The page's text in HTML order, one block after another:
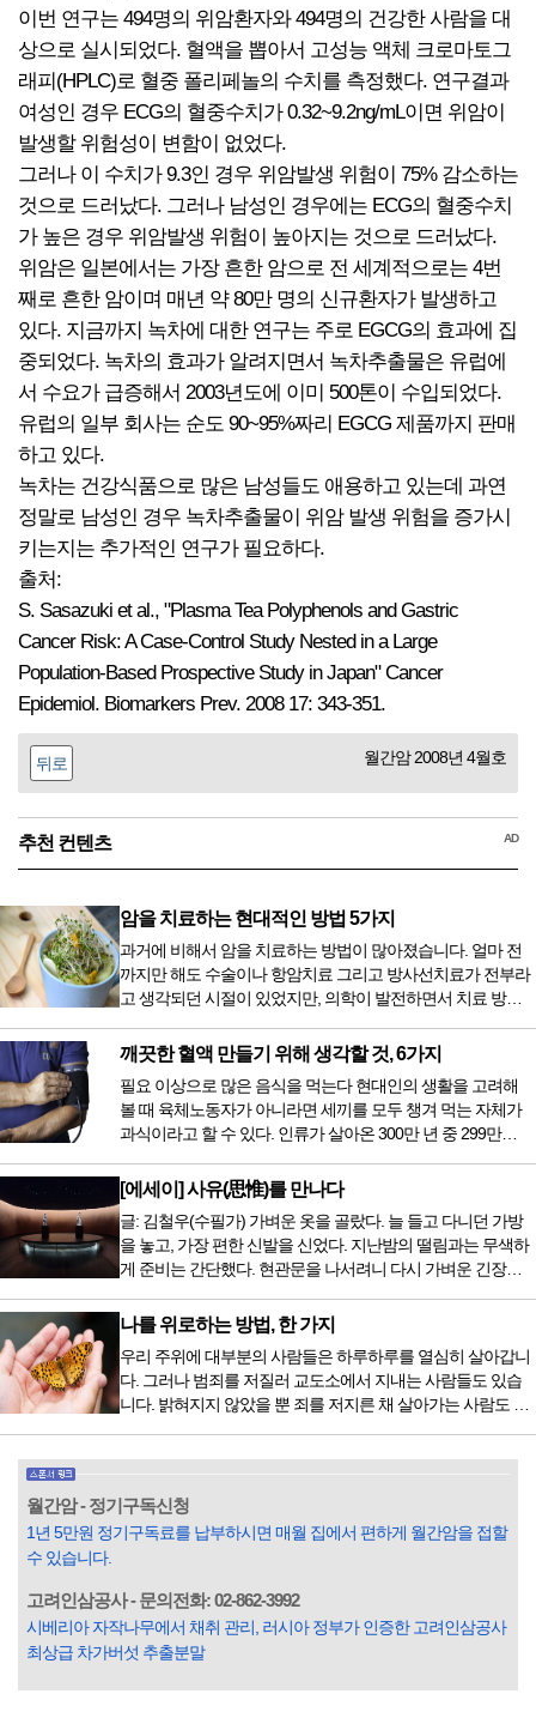
이번 연구는 494명의 위암환자와 494명의 건강한 사람을 대
상으로 실시되었다. 혈액을 뽑아서 고성능 액체 크로마토그
래피(HPLC)로 혈중 폴리페놀의 수치를 측정했다. 연구결과
여성인 경우 ECG의 혈중수치가 0.32~9.2ng/mL이면 위암이
발생할 위험성이 변함이 없었다.
그러나 이 수치가 9.3인 경우 위암발생 위험이 75% 감소하는
것으로 드러났다. 그러나 남성인 경우에는 ECG의 혈중수치
가 높은 경우 위암발생 위험이 높아지는 것으로 드러났다.
위암은 일본에서는 가장 흔한 암으로 전 세계적으로는 4번
째로 흔한 암이며 매년 약 80만 명의 신규환자가 발생하고
있다. 지금까지 녹차에 대한 연구는 주로 EGCG의 효과에 집
중되었다. 녹차의 효과가 알려지면서 녹차추출물은 유럽에
서 수요가 급증해서 2003년도에 이미 500톤이 수입되었다.
유럽의 일부 회사는 순도 90~95%짜리 EGCG 제품까지 판매
하고 있다.
녹차는 건강식품으로 많은 남성들도 애용하고 있는데 과연
정말로 남성인 경우 녹차추출물이 위암 발생 위험을 증가시
키는지는 추가적인 연구가 필요하다.
출처:
S. Sasazuki et al., "Plasma Tea Polyphenols and Gastric
Cancer Risk: A Case-Control Study Nested in a Large
Population-Based Prospective Study in Japan" Cancer
Epidemiol. Biomarkers Prev. 2008 17: 343-351.
뒤로 월간암 2008년 4월호
추천 컨텐츠 AD
암을 치료하는 현대적인 방법 5가지
과거에 비해서 암을 치료하는 방법이 많아졌습니다. 얼마 전
까지만 해도 수술이나 항암치료 그리고 방사선치료가 전부라
고 생각되던 시절이 있었지만, 의학이 발전하면서 치료 방법
오면서 암을 치료하는 방법이 하나 더 추가되었습니다. 중입
자 치료를 받기 위해서는 일본이나 독일 등 중입자 치료기가
있는 나라에 가서 힘들게 치료받았지만 얼마 전 국내 도입 후
전립선암 환자를 시작으로 중입자 치료기가 가동되었습니다.
치료 범위가 한정되어 모든 암 환자가 중입자 치료를 받을 수
는 없지만 치료...
깨끗한 혈액 만들기 위해 생각할 것, 6가지
필요 이상으로 많은 음식을 먹는다 현대인의 생활을 고려해
볼 때 육체노동자가 아니라면 세끼를 모두 챙겨 먹는 자체가
과식이라고 할 수 있다. 인류가 살아온 300만 년 중 299만
저녁을 습관적으로 음식을 섭취한다. 게다가 밤늦은 시간까지
음식을 먹거나, 아침에 식욕이 없는데도 ‘아침을 먹어야 하루
가 활기차다’라는 이야기에 사로잡혀 억지로 먹는 경우가 많
다. 식욕이 없다는 느낌은 본능이 보내는 신호다. 즉 먹어도 소
화할 힘이 없다거나 더 이상 먹으면 혈액 안에 잉여물...
[에세이] 사유(思惟)를 만나다
글: 김철우(수필가) 가벼운 옷을 골랐다. 늘 들고 다니던 가방
을 놓고, 가장 편한 신발을 신었다. 지난밤의 떨림과는 무색하
게 준비는 간단했다. 현관문을 나서려니 다시 가벼운 긴장감
막이 열리기 전. 그 특유의 무대 냄새를 맡았을 때의 긴장감 같
은 것이었다. 두 금동 미륵 반가사유상을 만나러 가는 길은 그
렇게 시작됐다. 두 반가사유상을 알게 된 것은 몇 해 전이었다.
잡지의 발행인으로 독자에게 선보일 좋은 콘텐츠를 고민하던
중 우리 문화재를 하나씩 소개하고자...
나를 위로하는 방법, 한 가지
우리 주위에 대부분의 사람들은 하루하루를 열심히 살아갑니
다. 그러나 범죄를 저질러 교도소에서 지내는 사람들도 있습
니다. 밝혀지지 않았을 뿐 죄를 저지른 채 살아가는 사람도 있
입힌다는 것입니다. 미꾸라지 한 마리가 시냇물을 흐린다는
옛말이 그저 허투루 생기지는 않은 듯합니다. 대부분의 사람
들은 열심히 살아갑니다. 그렇다고 97%의 사람들이 모두 착
월간암 - 정기구독신청
1년 5만원 정기구독료를 납부하시면 매월 집에서 편하게 월간암을 접할
수 있습니다.
고려인삼공사 - 문의전화: 02-862-3992
시베리아 자작나무에서 채취 관리, 러시아 정부가 인증한 고려인삼공사
최상급 차가버섯 추출분말